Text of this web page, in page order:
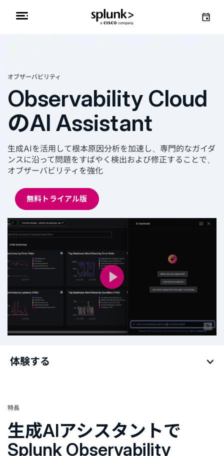
オブザーバビリティ
Observability Cloud
のAI Assistant
生成AIを活用して根本原因分析を加速し、専門的なガイダ
ンスに沿って問題をすばやく検出および修正することで、
オブザーバビリティを強化
無料トライアル版
体験する
特長
生成AIアシスタントで
Splunk Observability